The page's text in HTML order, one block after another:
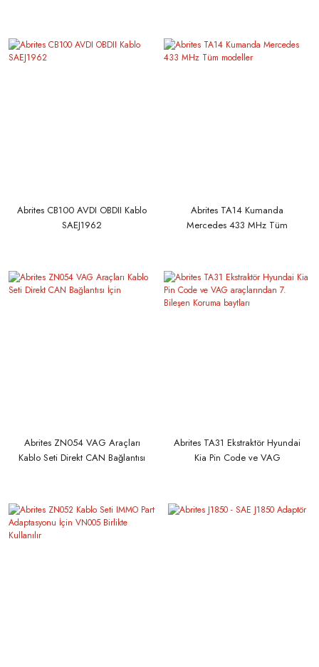
Abrites CB100 AVDI OBDII Kablo
SAEJ1962
Abrites TA14 Kumanda
Mercedes 433 MHz Tüm
Abrites ZN054 VAG Araçları
Kablo Seti Direkt CAN Bağlantısı
Abrites TA31 Ekstraktör Hyundai
Kia Pin Code ve VAG